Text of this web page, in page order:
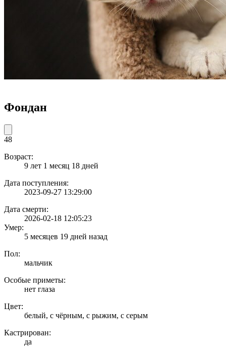
Фондан
48
Возраст:
9 лет 1 месяц 18 дней
Дата поступления:
2023-09-27 13:29:00
Дата смерти:
2026-02-18 12:05:23
Умер:
5 месяцев 19 дней назад
Пол:
мальчик
Особые приметы:
нет глаза
Цвет:
белый, с чёрным, с рыжим, с серым
Кастрирован:
да